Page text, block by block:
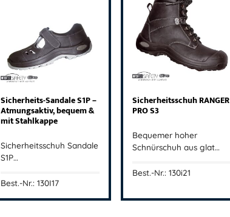
Sicherheits-Sandale S1P –
Atmungsaktiv, bequem &
mit Stahlkappe
Sicherheitsschuh Sandale
S1P…
Best.-Nr.: 130I17
Sicherheitsschuh RANGER
PRO S3
Bequemer hoher
Schnürschuh aus glat…
Best.-Nr.: 130i21